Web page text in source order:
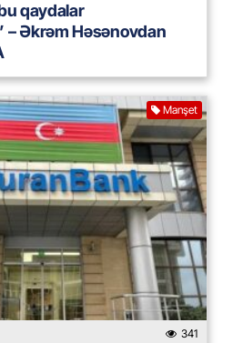
qaydalar
Əkrəm Həsənovdan
Manşet
341